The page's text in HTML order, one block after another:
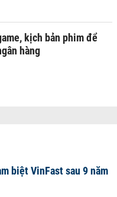
kịch bản phim để
hàng
biệt VinFast sau 9 năm